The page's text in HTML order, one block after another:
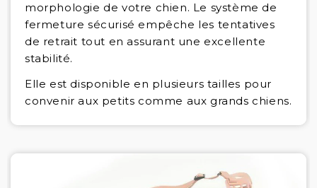
morphologie de votre chien. Le système de
fermeture sécurisé empêche les tentatives
de retrait tout en assurant une excellente
stabilité.
Elle est disponible en plusieurs tailles pour
convenir aux petits comme aux grands chiens.